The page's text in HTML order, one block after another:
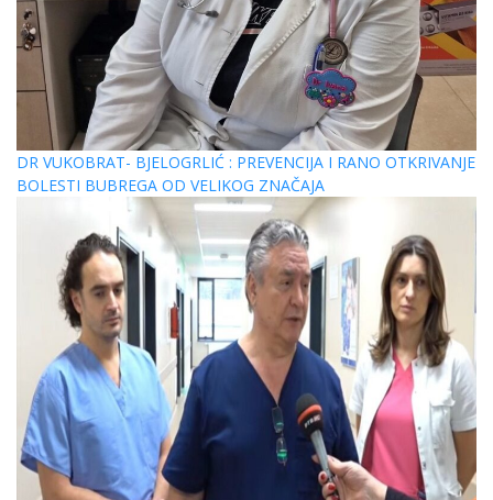
DR VUKOBRAT- BJELOGRLIĆ : PREVENCIJA I RANO OTKRIVANJE
BOLESTI BUBREGA OD VELIKOG ZNAČAJA